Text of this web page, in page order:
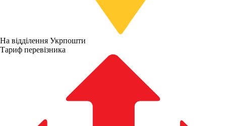
На відділення Укрпошти
Тариф перевізника